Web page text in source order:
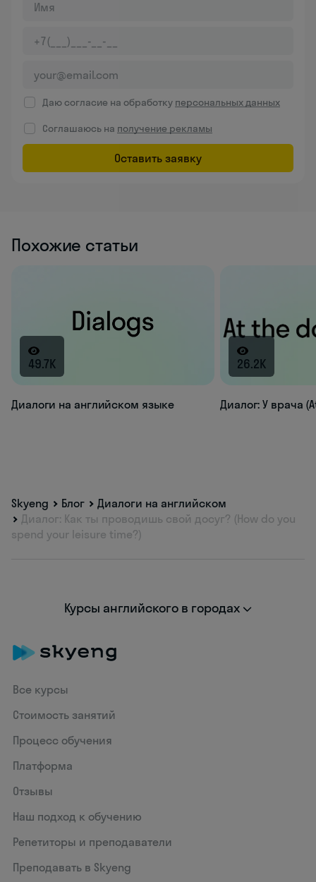
Даю согласие на обработку персональных данных
Соглашаюсь на получение рекламы
Оставить заявку
Похожие статьи
49.7K
Диалоги на английском языке
26.2K
Диалог: У врача
Skyeng Блог
Диалоги на английском
Диалог: Как ты проводишь свой досуг? (How do you
spend your leisure time?)
Курсы английского в городах
Все курсы
Стоимость занятий
Процесс обучения
Платформа
Отзывы
Наш подход к обучению
Репетиторы и преподаватели
Преподавать в Skyeng